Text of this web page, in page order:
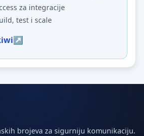
za integracije
test i scale
brojeva za sigurniju komunikaciju.